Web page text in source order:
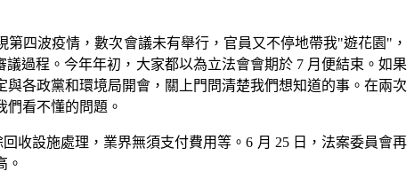
四波疫情，數次會議未有舉行，官員又不停地帶我"遊花園"，
過程。今年年初，大家都以為立法會會期於 7 月便結束。如果
各政黨和環境局開會，關上門問清楚我們想知道的事。在兩次
們看不懂的問題。
收設施處理，業界無須支付費用等。6 月 25 日，法案委員會再
。